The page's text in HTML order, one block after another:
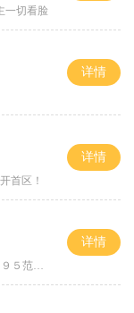
一切看脸
详情
首区！
详情
围捡
详情